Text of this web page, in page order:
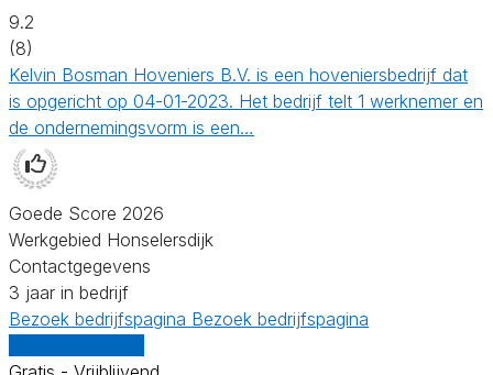
9.2
(8)
Kelvin Bosman Hoveniers B.V. is een hoveniersbedrijf dat
is opgericht op 04-01-2023. Het bedrijf telt 1 werknemer en
de ondernemingsvorm is een…
Goede Score 2026
Werkgebied Honselersdijk
Contactgegevens
3 jaar in bedrijf
Bezoek bedrijfspagina Bezoek bedrijfspagina